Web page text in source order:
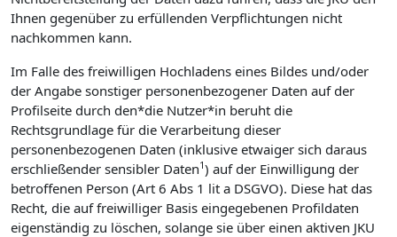
Ihnen gegenüber zu erfüllenden Verpflichtungen nicht
nachkommen kann.
Im Falle des freiwilligen Hochladens eines Bildes und/oder
der Angabe sonstiger personenbezogener Daten auf der
Profilseite durch den*die Nutzer*in beruht die
Rechtsgrundlage für die Verarbeitung dieser
personenbezogenen Daten (inklusive etwaiger sich daraus
erschließender sensibler Daten1) auf der Einwilligung der
betroffenen Person (Art 6 Abs 1 lit a DSGVO). Diese hat das
Recht, die auf freiwilliger Basis eingegebenen Profildaten
eigenständig zu löschen, solange sie über einen aktiven JKU